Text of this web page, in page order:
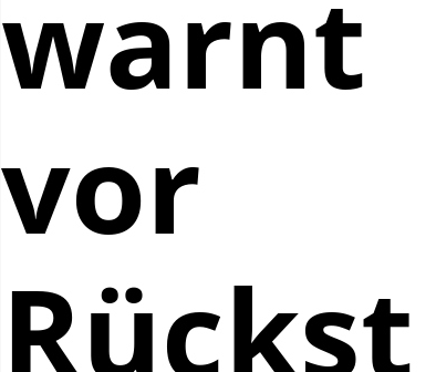
warnt
vor
Rückst